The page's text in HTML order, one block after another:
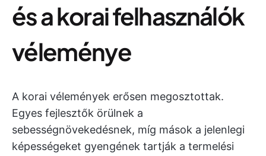
és a korai felhasználók
véleménye
A korai vélemények erősen megosztottak.
Egyes fejlesztők örülnek a
sebességnövekedésnek, míg mások a jelenlegi
képességeket gyengének tartják a termelési